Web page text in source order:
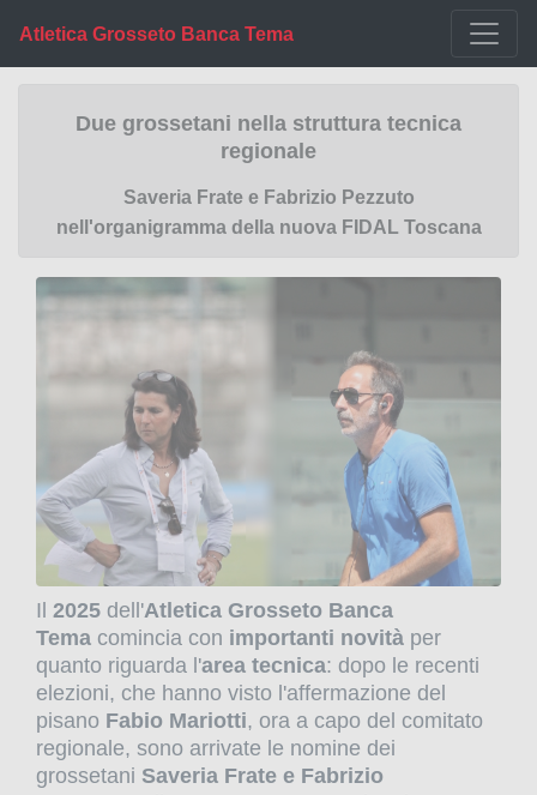
Atletica Grosseto Banca Tema
Due grossetani nella struttura tecnica
regionale
Saveria Frate e Fabrizio Pezzuto
nell'organigramma della nuova FIDAL Toscana
Il 2025 dell'Atletica Grosseto Banca
Tema comincia con importanti novità per
quanto riguarda l'area tecnica: dopo le recenti
elezioni, che hanno visto l'affermazione del
pisano Fabio Mariotti, ora a capo del comitato
regionale, sono arrivate le nomine dei
grossetani Saveria Frate e Fabrizio